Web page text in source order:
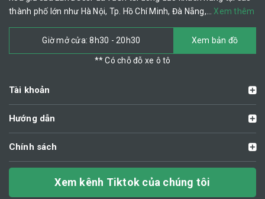
thành phố lớn như Hà Nội, Tp. Hồ Chí Minh, Đà Nẵng,… Xem thêm
Giờ mở cửa: 8h30 - 20h30 Xem bản đồ
** Có chỗ đỗ xe ô tô
Tài khoản
Hướng dẫn
Chính sách
Xem kênh Tiktok của chúng tôi